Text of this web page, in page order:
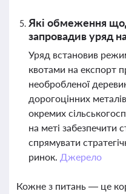
Які обмеження
запровадив уряд
Уряд встановив
квотами на експорт
необробленої
дорогоцінних
окремих
на меті забезпечити
спрямувати
ринок. Джерело
Кожне з питань — це